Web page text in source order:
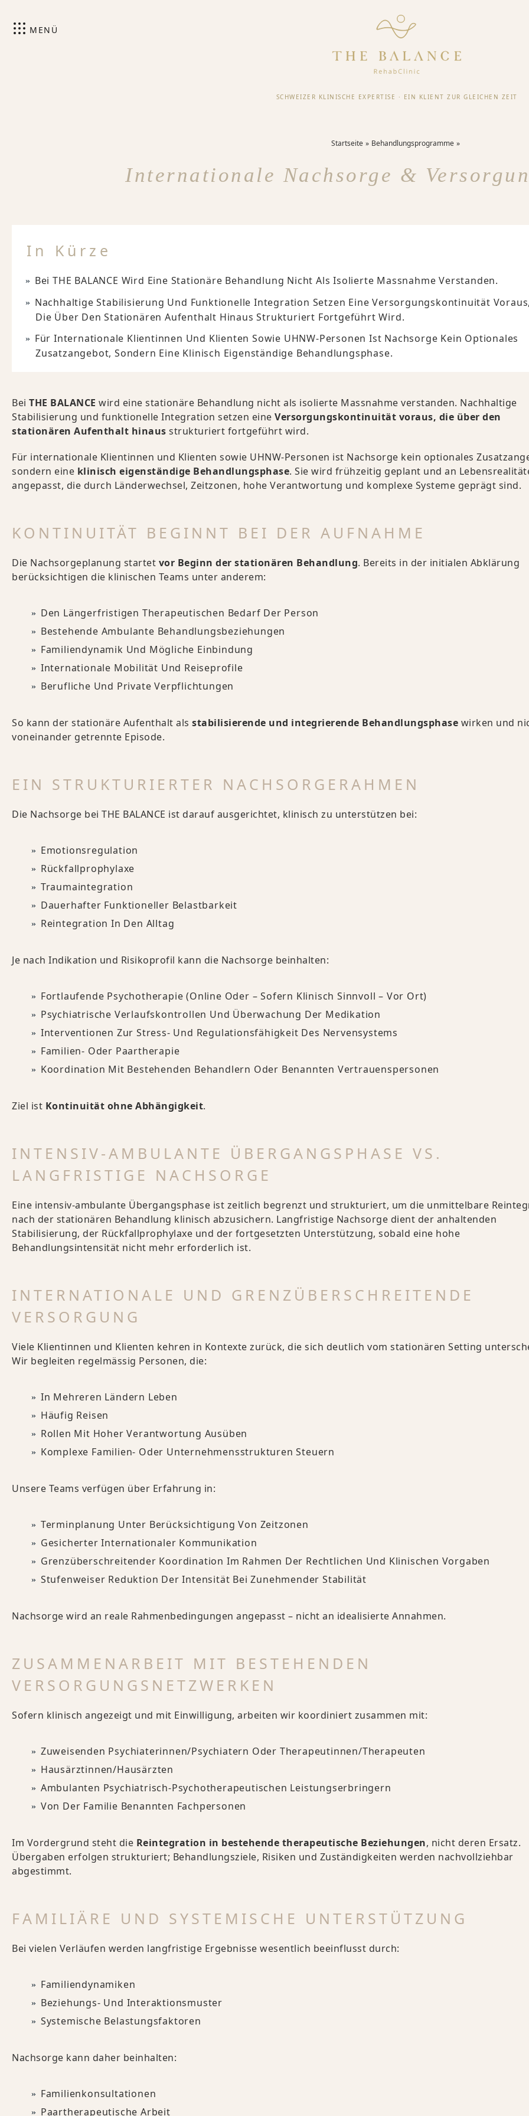
MENÜ
SCHWEIZER KLINISCHE EXPERTISE · EIN KLIENT ZUR GLEICHEN ZEIT
Startseite Behandlungsprogramme
Internationale Nachsorge &
In Kürze
Bei THE BALANCE Wird Eine Stationäre Behandlung Nicht Als Isolierte Massnahme Verstanden.
Nachhaltige Stabilisierung Und Funktionelle Integration Setzen Eine Versorgungskontinuität Voraus,
Die Über Den Stationären Aufenthalt Hinaus Strukturiert Fortgeführt Wird.
Für Internationale Klientinnen Und Klienten Sowie UHNW-Personen Ist Nachsorge Kein Optionales
Zusatzangebot, Sondern Eine Klinisch Eigenständige Behandlungsphase.
Bei THE BALANCE wird eine stationäre Behandlung nicht als isolierte Massnahme verstanden. Nachhaltige
Stabilisierung und funktionelle Integration setzen eine Versorgungskontinuität voraus, die über den
stationären Aufenthalt hinaus strukturiert fortgeführt wird.
Für internationale Klientinnen und Klienten sowie UHNW-Personen ist Nachsorge kein optionales
sondern eine klinisch eigenständige Behandlungsphase. Sie wird frühzeitig geplant und an
angepasst, die durch Länderwechsel, Zeitzonen, hohe Verantwortung und komplexe Systeme geprägt sind.
KONTINUITÄT BEGINNT BEI DER AUFNAHME
Die Nachsorgeplanung startet vor Beginn der stationären Behandlung. Bereits in der initialen Abklärung
berücksichtigen die klinischen Teams unter anderem:
Den Längerfristigen Therapeutischen Bedarf Der Person
Bestehende Ambulante Behandlungsbeziehungen
Familiendynamik Und Mögliche Einbindung
Internationale Mobilität Und Reiseprofile
Berufliche Und Private Verpflichtungen
So kann der stationäre Aufenthalt als stabilisierende und integrierende Behandlungsphase wirken und
voneinander getrennte Episode.
EIN STRUKTURIERTER NACHSORGERAHMEN
Die Nachsorge bei THE BALANCE ist darauf ausgerichtet, klinisch zu unterstützen bei:
Emotionsregulation
Rückfallprophylaxe
Traumaintegration
Dauerhafter Funktioneller Belastbarkeit
Reintegration In Den Alltag
Je nach Indikation und Risikoprofil kann die Nachsorge beinhalten:
Fortlaufende Psychotherapie (online Oder – Sofern Klinisch Sinnvoll – Vor Ort)
Psychiatrische Verlaufskontrollen Und Überwachung Der Medikation
Interventionen Zur Stress- Und Regulationsfähigkeit Des Nervensystems
Familien- Oder Paartherapie
Koordination Mit Bestehenden Behandlern Oder Benannten Vertrauenspersonen
Ziel ist Kontinuität ohne Abhängigkeit.
INTENSIV-AMBULANTE ÜBERGANGSPHASE VS.
LANGFRISTIGE NACHSORGE
Eine intensiv-ambulante Übergangsphase ist zeitlich begrenzt und strukturiert, um die unmittelbare
nach der stationären Behandlung klinisch abzusichern. Langfristige Nachsorge dient der anhaltenden
Stabilisierung, der Rückfallprophylaxe und der fortgesetzten Unterstützung, sobald eine hohe
Behandlungsintensität nicht mehr erforderlich ist.
INTERNATIONALE UND GRENZÜBERSCHREITENDE
VERSORGUNG
Viele Klientinnen und Klienten kehren in Kontexte zurück, die sich deutlich vom stationären Setting
Wir begleiten regelmässig Personen, die:
In Mehreren Ländern Leben
Häufig Reisen
Rollen Mit Hoher Verantwortung Ausüben
Komplexe Familien- Oder Unternehmensstrukturen Steuern
Unsere Teams verfügen über Erfahrung in:
Terminplanung Unter Berücksichtigung Von Zeitzonen
Gesicherter Internationaler Kommunikation
Grenzüberschreitender Koordination Im Rahmen Der Rechtlichen Und Klinischen Vorgaben
Stufenweiser Reduktion Der Intensität Bei Zunehmender Stabilität
Nachsorge wird an reale Rahmenbedingungen angepasst – nicht an idealisierte Annahmen.
ZUSAMMENARBEIT MIT BESTEHENDEN
VERSORGUNGSNETZWERKEN
Sofern klinisch angezeigt und mit Einwilligung, arbeiten wir koordiniert zusammen mit:
Zuweisenden Psychiaterinnen/Psychiatern Oder Therapeutinnen/Therapeuten
Hausärztinnen/Hausärzten
Ambulanten Psychiatrisch-Psychotherapeutischen Leistungserbringern
Von Der Familie Benannten Fachpersonen
Im Vordergrund steht die Reintegration in bestehende therapeutische Beziehungen, nicht deren Ersatz.
Übergaben erfolgen strukturiert; Behandlungsziele, Risiken und Zuständigkeiten werden nachvollziehbar
abgestimmt.
FAMILIÄRE UND SYSTEMISCHE UNTERSTÜTZUNG
Bei vielen Verläufen werden langfristige Ergebnisse wesentlich beeinflusst durch:
Familiendynamiken
Beziehungs- Und Interaktionsmuster
Systemische Belastungsfaktoren
Nachsorge kann daher beinhalten:
Familienkonsultationen
Paartherapeutische Arbeit